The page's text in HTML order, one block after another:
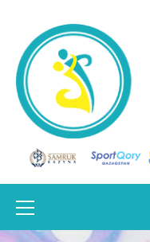
содержимому
Основное
меню